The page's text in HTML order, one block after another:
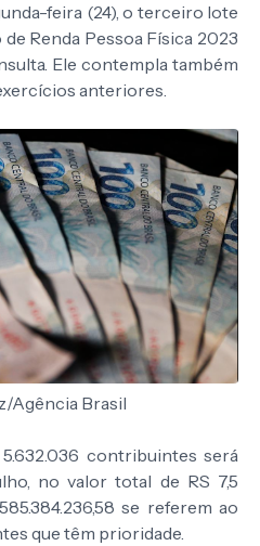
feira (24), o terceiro lote
Renda Pessoa Física 2023
Ele contempla também
anteriores.
Agência Brasil
contribuintes será
no valor total de RS 7,5
se referem ao
que têm prioridade.